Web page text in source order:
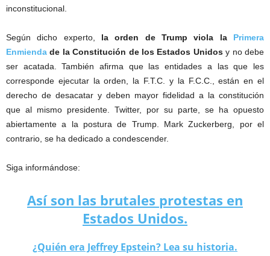
inconstitucional.
Según dicho experto, la orden de Trump viola la Primera
Enmienda de la Constitución de los Estados Unidosy no debe
ser acatada. También afirma que las entidades a las que les
corresponde ejecutar la orden, la F.T.C. y la F.C.C., están en el
derecho de desacatar y deben mayor fidelidad a la constitución
que al mismo presidente. Twitter, por su parte, se ha opuesto
abiertamente a la postura de Trump. Mark Zuckerberg, por el
contrario, se ha dedicado a condescender.
Siga informándose:
Así son las brutales protestas en
Estados Unidos.
¿Quién era Jeffrey Epstein? Lea su historia.